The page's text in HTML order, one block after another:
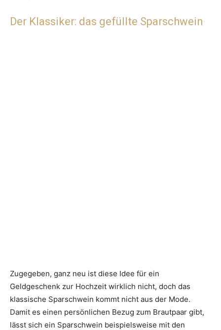
Der Klassiker: das gefüllte Sparschwein
Zugegeben, ganz neu ist diese Idee für ein
Geldgeschenk zur Hochzeit wirklich nicht, doch das
klassische Sparschwein kommt nicht aus der Mode.
Damit es einen persönlichen Bezug zum Brautpaar gibt,
lässt sich ein Sparschwein beispielsweise mit den